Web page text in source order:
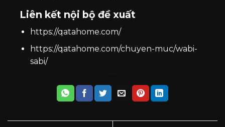
Liên kết nội bộ đề xuất
https://qatahome.com/
https://qatahome.com/chuyen-muc/wabi-
sabi/